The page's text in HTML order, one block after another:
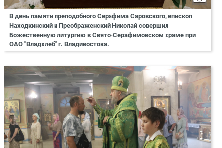
В день памяти преподобного Серафима Саровского, епископ
Находкинский и Преображенский Николай совершил
Божественную литургию в Свято-Серафимовском храме при
ОАО "Владхлеб" г. Владивостока.